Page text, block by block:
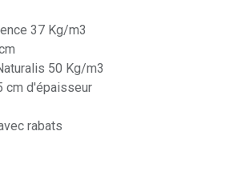
37 Kg/m3
50 Kg/m3
cm d'épaisseur
rabats